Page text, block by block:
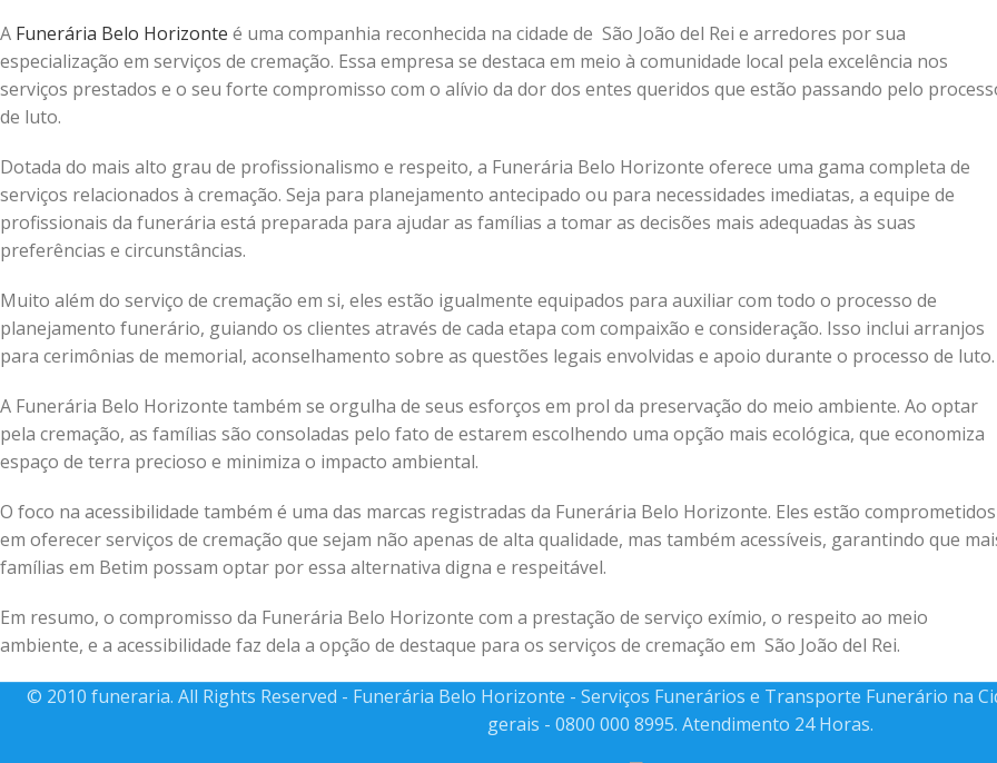
A Funerária Belo Horizonte é uma companhia reconhecida na cidade de São João del Rei e arredores por sua
especialização em serviços de cremação. Essa empresa se destaca em meio à comunidade local pela excelência nos
serviços prestados e o seu forte compromisso com o alívio da dor dos entes queridos que estão passando pelo
de luto.
Dotada do mais alto grau de profissionalismo e respeito, a Funerária Belo Horizonte oferece uma gama completa de
serviços relacionados à cremação. Seja para planejamento antecipado ou para necessidades imediatas, a equipe de
profissionais da funerária está preparada para ajudar as famílias a tomar as decisões mais adequadas às suas
preferências e circunstâncias.
Muito além do serviço de cremação em si, eles estão igualmente equipados para auxiliar com todo o processo de
planejamento funerário, guiando os clientes através de cada etapa com compaixão e consideração. Isso inclui arranjos
para cerimônias de memorial, aconselhamento sobre as questões legais envolvidas e apoio durante o processo de luto.
A Funerária Belo Horizonte também se orgulha de seus esforços em prol da preservação do meio ambiente. Ao optar
pela cremação, as famílias são consoladas pelo fato de estarem escolhendo uma opção mais ecológica, que economiza
espaço de terra precioso e minimiza o impacto ambiental.
O foco na acessibilidade também é uma das marcas registradas da Funerária Belo Horizonte. Eles estão comprometidos
em oferecer serviços de cremação que sejam não apenas de alta qualidade, mas também acessíveis, garantindo que
famílias em Betim possam optar por essa alternativa digna e respeitável.
Em resumo, o compromisso da Funerária Belo Horizonte com a prestação de serviço exímio, o respeito ao meio
ambiente, e a acessibilidade faz dela a opção de destaque para os serviços de cremação em São João del Rei.
© 2010 funeraria. All Rights Reserved - Funerária Belo Horizonte - Serviços Funerários e Transporte Funerário na
gerais - 0800 000 8995. Atendimento 24 Horas.